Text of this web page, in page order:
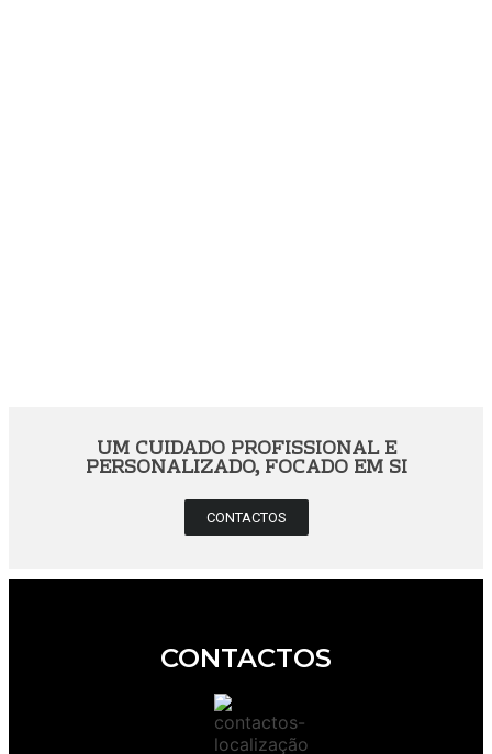
UM CUIDADO PROFISSIONAL E
PERSONALIZADO, FOCADO EM SI
CONTACTOS
CONTACTOS